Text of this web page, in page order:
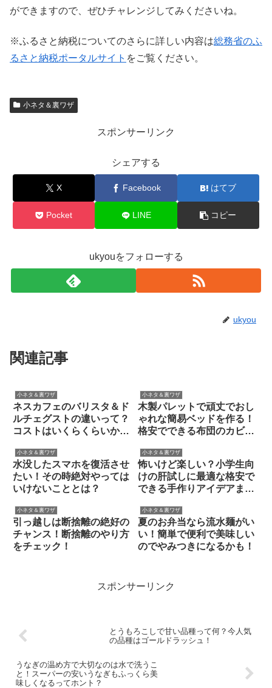
ができますので、ぜひチャレンジしてみくださいね。
※ふるさと納税についてのさらに詳しい内容は総務省のふ
るさと納税ポータルサイト をご覧ください。
小ネタ＆裏ワザ
スポンサーリンク
シェアする
X Facebook はてブ
Pocket LINE コピー
ukyouをフォローする
ukyou
関連記事
小ネタ＆裏ワザ
ネスカフェのバリスタ＆ド
ルチェグストの違いって？
コストはいくらくらいかか
小ネタ＆裏ワザ
木製パレットで頑丈でおし
ゃれな簡易ベッドを作る！
格安でできる布団のカビ対
小ネタ＆裏ワザ
水没したスマホを復活させ
たい！その時絶対やっては
いけないこととは？
小ネタ＆裏ワザ
怖いけど楽しい？小学生向
けの肝試しに最適な格安で
できる手作りアイデアまと
小ネタ＆裏ワザ
引っ越しは断捨離の絶好の
チャンス！断捨離のやり方
をチェック！
小ネタ＆裏ワザ
夏のお弁当なら流水麺がい
い！簡単で便利で美味しい
のでやみつきになるかも！
スポンサーリンク
とうもろこしで甘い品種って何？今人気
の品種はゴールドラッシュ！
うなぎの温め方で大切なのは水で洗うこ
と！スーパーの安いうなぎもふっくら美
味しくなるってホント？